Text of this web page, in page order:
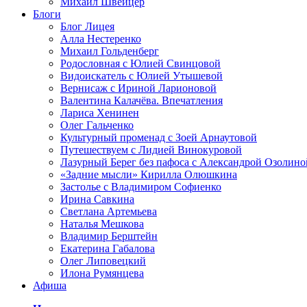
Блоги
Блог Лицея
Алла Нестеренко
Михаил Гольденберг
Родословная с Юлией Свинцовой
Видоискатель с Юлией Утышевой
Вернисаж с Ириной Ларионовой
Валентина Калачёва. Впечатления
Лариса Хенинен
Олег Гальченко
Культурный променад с Зоей Арнаутовой
Путешествуем с Лидией Винокуровой
Лазурный Берег без пафоса с Александрой
«Задние мысли» Кирилла Олюшкина
Застолье с Владимиром Софиенко
Ирина Савкина
Светлана Артемьева
Наталья Мешкова
Владимир Берштейн
Екатерина Габалова
Олег Липовецкий
Илона Румянцева
Афиша